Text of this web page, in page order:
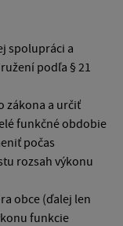
spolupráci a
podľa § 21
zákona a určiť
funkčné obdobie
počas
rozsah výkonu
obce (ďalej len
funkcie